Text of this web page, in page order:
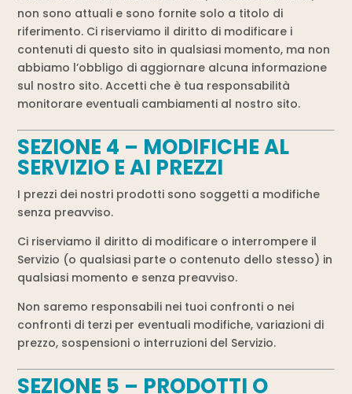
non sono attuali e sono fornite solo a titolo di
riferimento. Ci riserviamo il diritto di modificare i
contenuti di questo sito in qualsiasi momento, ma non
abbiamo l’obbligo di aggiornare alcuna informazione
sul nostro sito. Accetti che è tua responsabilità
monitorare eventuali cambiamenti al nostro sito.
SEZIONE 4 – MODIFICHE AL
SERVIZIO E AI PREZZI
I prezzi dei nostri prodotti sono soggetti a modifiche
senza preavviso.
Ci riserviamo il diritto di modificare o interrompere il
Servizio (o qualsiasi parte o contenuto dello stesso) in
qualsiasi momento e senza preavviso.
Non saremo responsabili nei tuoi confronti o nei
confronti di terzi per eventuali modifiche, variazioni di
prezzo, sospensioni o interruzioni del Servizio.
SEZIONE 5 – PRODOTTI O